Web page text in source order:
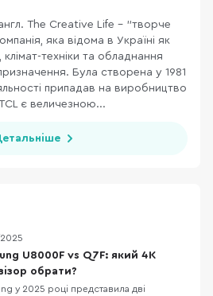
The Creative Life - "творче
яка відома в Україні як
техніки та обладнання
Була створена у 1981
припадав на виробництво
є величезною...
U8000F vs Q7F: який 4K
обрати?
у 2025 році представила дві